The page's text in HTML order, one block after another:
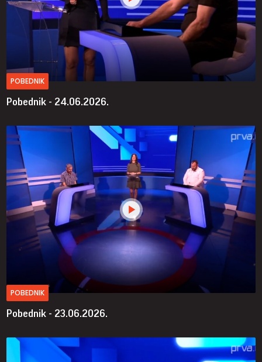
POBEDNIK
Pobednik - 24.06.2026.
POBEDNIK
Pobednik - 23.06.2026.